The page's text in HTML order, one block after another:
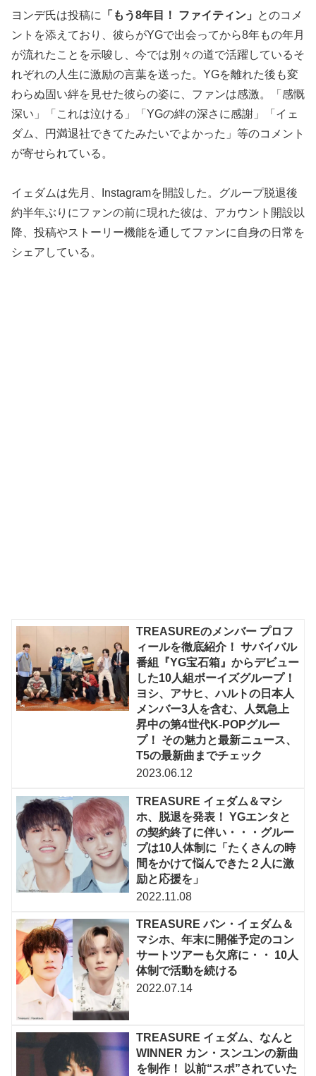
ヨンデ氏は投稿に 「もう8年目！ ファイティン」
とのコメ
ントを添えており、彼らがYGで出会ってから8年もの年月
が流れたことを示唆し、今では別々の道で活躍しているそ
れぞれの人生に激励の言葉を送った。YGを離れた後も変
わらぬ固い絆を見せた彼らの姿に、ファンは感激。「感慨
深い」「これは泣ける」「YGの絆の深さに感謝」「イェ
ダム、円満退社できてたみたいでよかった」等のコメント
が寄せられている。
イェダムは先月、Instagramを開設した。グループ脱退後
約半年ぶりにファンの前に現れた彼は、アカウント開設以
降、投稿やストーリー機能を通してファンに自身の日常を
シェアしている。
TREASUREのメンバー プロフ
ィールを徹底紹介！ サバイバル
番組『YG宝石箱』からデビュー
した10人組ボーイズグループ！
ヨシ、アサヒ、ハルトの日本人
メンバー3人を含む、人気急上
昇中の第4世代K-POPグルー
プ！ その魅力と最新ニュース、
T5の最新曲までチェック
2023.06.12
TREASURE イェダム＆マシ
ホ、脱退を発表！ YGエンタと
の契約終了に伴い・・・グルー
プは10人体制に「たくさんの時
間をかけて悩んできた２人に激
励と応援を」
2022.11.08
TREASURE バン・イェダム＆
マシホ、年末に開催予定のコン
サートツアーも欠席に・・ 10人
体制で活動を続ける
2022.07.14
TREASURE イェダム、なんと
WINNER カン・スンユンの新曲
を制作！ 以前“スポ”されていた